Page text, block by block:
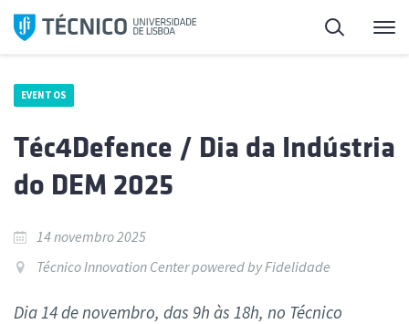
Saltar
para
Pesquisa
EVENTOS
Téc4Defence / Dia da Indústria
do DEM 2025
14 novembro 2025
Técnico Innovation Center powered by Fidelidade
Dia 14 de novembro, das 9h às 18h, no Técnico